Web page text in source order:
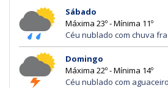
Sábado
Máxima 23º - Mínima 11º
Céu nublado com chuva
Domingo
Máxima 22º - Mínima 14º
Céu nublado com